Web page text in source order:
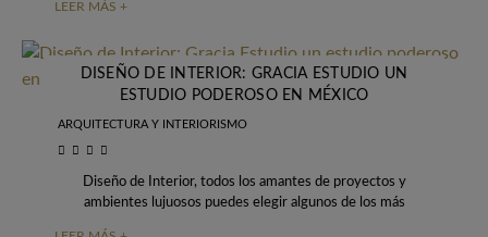
LEER MÁS +
DISEÑO DE INTERIOR: GRACIA ESTUDIO UN
ESTUDIO PODEROSO EN MÉXICO
ARQUITECTURA Y INTERIORISMO
Diseño de Interior, todos los amantes de proyectos y
ambientes lujuosos puedes elegir algunos de los más